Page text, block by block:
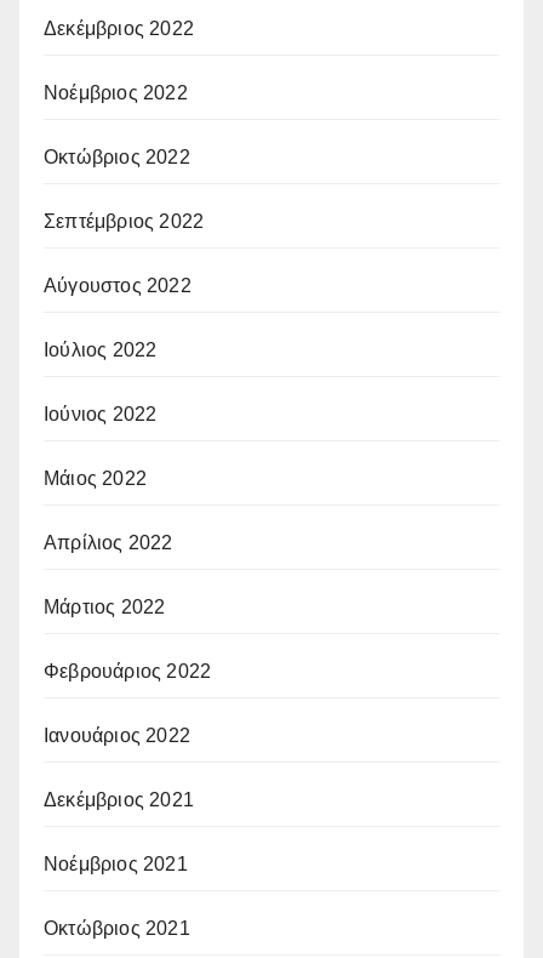
Δεκέμβριος 2022
Νοέμβριος 2022
Οκτώβριος 2022
Σεπτέμβριος 2022
Αύγουστος 2022
Ιούλιος 2022
Ιούνιος 2022
Μάιος 2022
Απρίλιος 2022
Μάρτιος 2022
Φεβρουάριος 2022
Ιανουάριος 2022
Δεκέμβριος 2021
Νοέμβριος 2021
Οκτώβριος 2021